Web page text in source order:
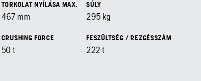
TORKOLAT NYÍLÁSA MAX.
467 mm
SÚLY
295 kg
CRUSHING FORCE
50 t
FESZÜLTSÉG / REZGÉSSZÁM
222t